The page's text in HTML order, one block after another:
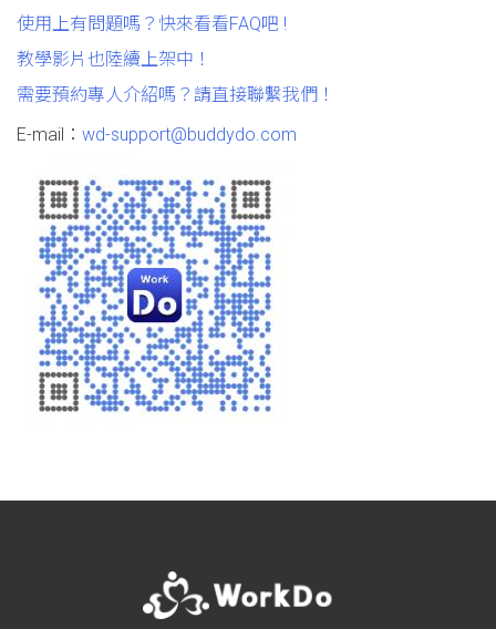
使用上有問題嗎？快來看看FAQ吧 !
教學影片也陸續上架中！
需要預約專人介紹嗎？請直接聯繫我們！
E-mail： wd-support@buddydo.com